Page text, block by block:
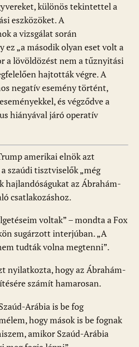
különös tekintettel a
eszközöket. A
a vizsgálat során
ez „a második olyan eset volt a
a lövöldözést nem a tűznyitási
hajtották végre. A
negatív esemény történt,
és végződve a
hiányával járó operatív
amerikai elnök azt
szaúdi tisztviselők „még
hajlandóságukat az Ábrahám-
csatlakozáshoz.
voltak” – mondta a Fox
sugárzott interjúban. „A
tudták volna megtenni”.
nyilatkozta, hogy az Ábrahám-
számít hamarosan.
Arábia is be fog
hogy mások is be fognak
amikor Szaúd-Arábia